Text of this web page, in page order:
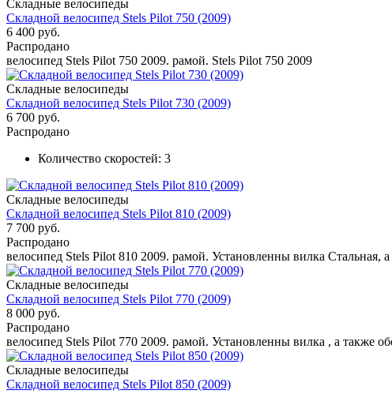
Складные велосипеды
Складной велосипед Stels Pilot 750 (2009)
6 400 руб.
Распродано
велосипед Stels Pilot 750 2009. рамой. Stels Pilot 750 2009
Складные велосипеды
Складной велосипед Stels Pilot 730 (2009)
6 700 руб.
Распродано
Количество скоростей: 3
Складные велосипеды
Складной велосипед Stels Pilot 810 (2009)
7 700 руб.
Распродано
велосипед Stels Pilot 810 2009. рамой. Установленны вилка Стальная,
Складные велосипеды
Складной велосипед Stels Pilot 770 (2009)
8 000 руб.
Распродано
велосипед Stels Pilot 770 2009. рамой. Установленны вилка , а также
Складные велосипеды
Складной велосипед Stels Pilot 850 (2009)